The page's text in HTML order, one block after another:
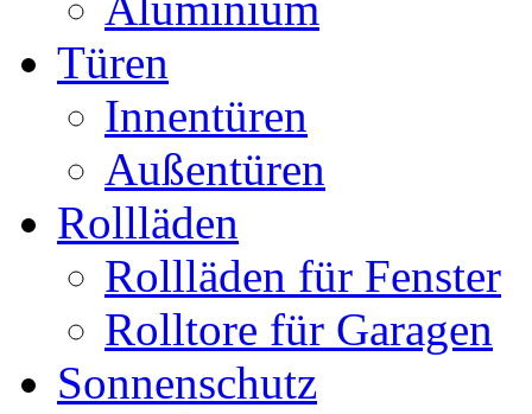
Türen
Innentüren
Außentüren
Rollläden
Rollläden für Fenster
Rolltore für Garagen
Sonnenschutz